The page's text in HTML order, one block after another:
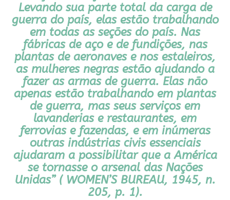
Levando sua parte total da carga de
guerra do país, elas estão trabalhando
em todas as seções do país. Nas
fábricas de aço e de fundições, nas
plantas de aeronaves e nos estaleiros,
as mulheres negras estão ajudando a
fazer as armas de guerra. Elas não
apenas estão trabalhando em plantas
de guerra, mas seus serviços em
lavanderias e restaurantes, em
ferrovias e fazendas, e em inúmeras
outras indústrias civis essenciais
ajudaram a possibilitar que a América
se tornasse o arsenal das Nações
Unidas” ( WOMEN’S BUREAU, 1945, n.
205, p. 1).